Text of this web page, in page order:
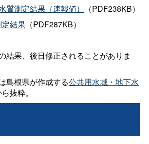
質測定結果（速報値）
（PDF238KB）
結果（PDF287KB）
結果、後日修正されることがありま
島根県が作成する公共用水域・地下水
抜粋。